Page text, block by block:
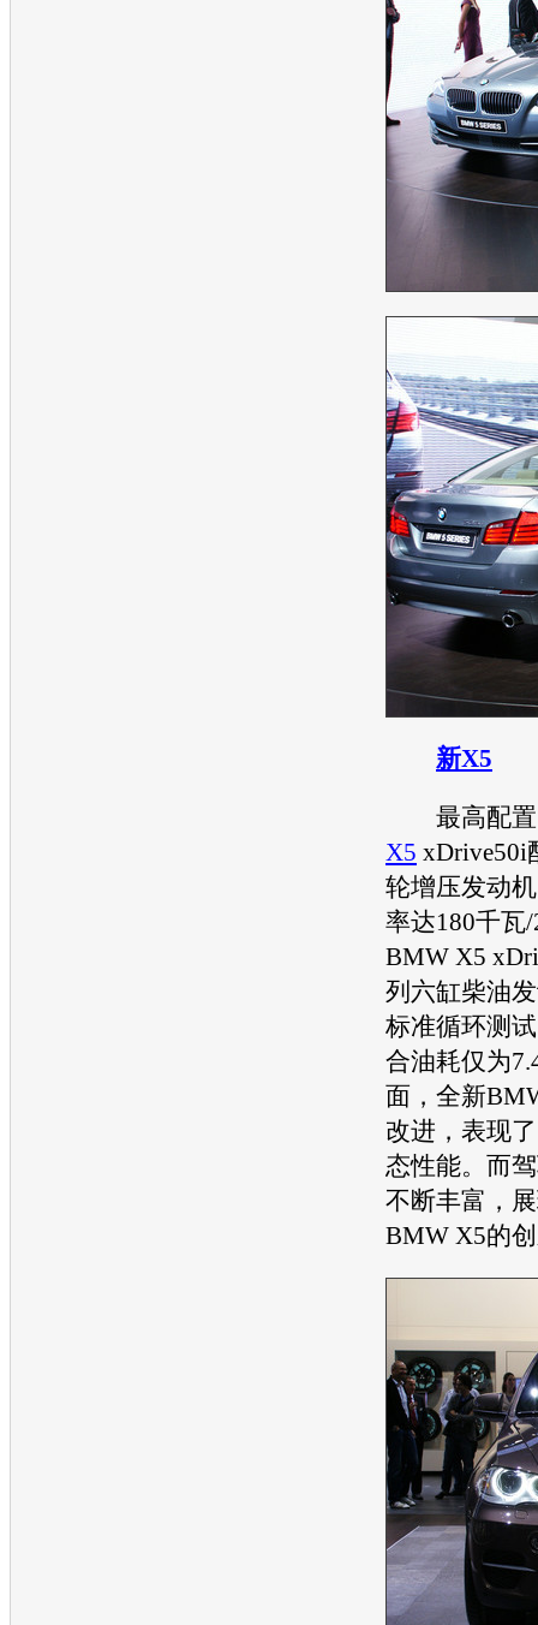
新X5
最高配置
X5 xDrive50i
轮增压发动机
率达180千瓦
BMW X5
列六缸柴油
标准循环测
合油耗仅为
面，全新
改进，表现
态性能。而
不断丰富，
BMW X5的